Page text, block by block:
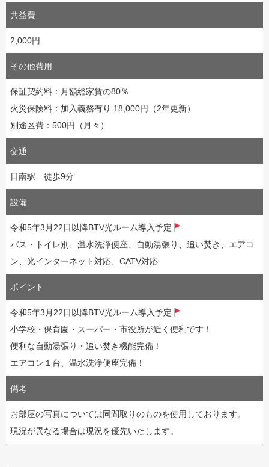
共益費
2,000円
その他費用
保証契約料：月額総家賃の80％
火災保険料：加入義務有り 18,000円（2年更新）
別途区費：500円（月々）
交通
日南駅 徒歩9分
設備
令和5年3月22日以降BTV光ルーム導入予定
バス・トイレ別、温水洗浄便座、自動湯張り、追い焚き、エアコ
ン、光インターネット対応、CATV対応
ポイント
令和5年3月22日以降BTV光ルーム導入予定
小学校・保育園・スーパー・市役所が近く便利です！
便利な自動湯張り・追い焚き機能完備！
エアコン１台、温水洗浄便座完備！
備考
お部屋の写真については同間取りのものを使用しております。
現況が異なる場合は現況を優先いたします。